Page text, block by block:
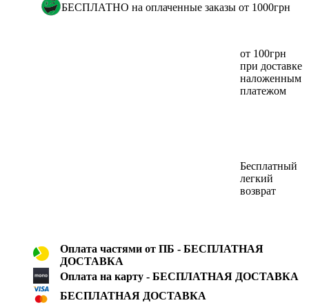
БЕСПЛАТНО на оплаченные заказы от 1000грн
от 100грн
при доставке
наложенным
платежом
Бесплатный
легкий
возврат
Оплата частями от ПБ - БЕСПЛАТНАЯ
ДОСТАВКА
Оплата на карту - БЕСПЛАТНАЯ ДОСТАВКА
БЕСПЛАТНАЯ ДОСТАВКА